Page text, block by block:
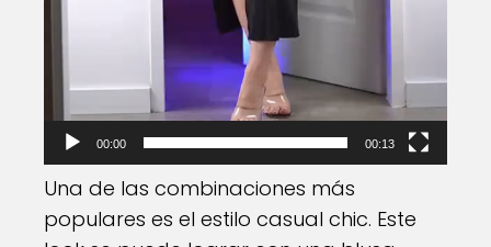
00:00 00:13
Una de las combinaciones más
populares es el estilo casual chic. Este